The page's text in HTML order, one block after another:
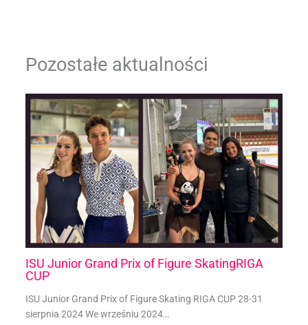
Pozostałe aktualności
ISU Junior Grand Prix of Figure SkatingRIGA
CUP
ISU Junior Grand Prix of Figure Skating RIGA CUP 28-31
sierpnia 2024 We wrześniu 2024…